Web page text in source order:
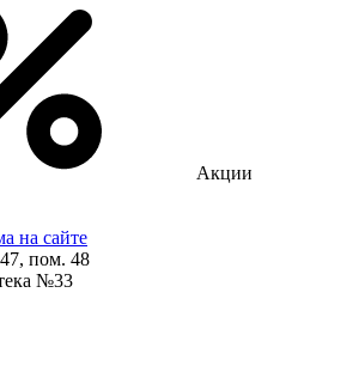
Акции
на сайте
пом. 48
№33